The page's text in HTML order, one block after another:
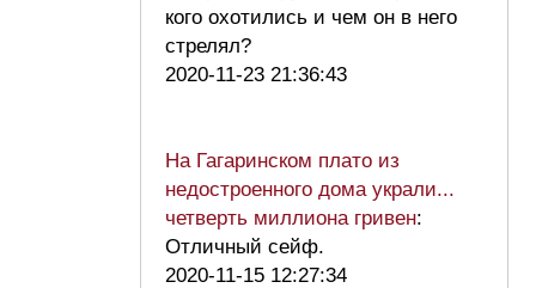
кого охотились и чем он в него
стрелял?
2020-11-23 21:36:43
На Гагаринском плато из
недостроенного дома украли...
четверть миллиона гривен:
Отличный сейф.
2020-11-15 12:27:34